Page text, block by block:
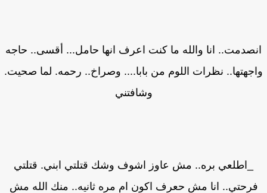
انا والله ما كنت اعرف انها حامل... أقسى.. حاجه
نظرات اللوم من بابا.... وصراخ.. رحمه. لما صحيت.
وشافتني
_اطلعي بره.. مش عاوز اشوف وشك قتلتي ابني. قتلتي
انا مش حعرف اكون ام مره ثانيه.. منك الله مش